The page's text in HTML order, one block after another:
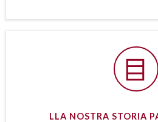
LLA NOSTRA STORIA